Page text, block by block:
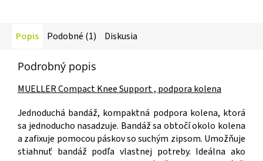
Popis Podobné (1) Diskusia
Podrobný popis
MUELLER Compact Knee Support , podpora kolena
Jednoduchá bandáž, kompaktná podpora kolena, ktorá
sa jednoducho nasadzuje. Bandáž sa obtočí okolo kolena
a zafixuje pomocou páskov so suchým zipsom. Umožňuje
stiahnuť bandáž podľa vlastnej potreby. Ideálna ako